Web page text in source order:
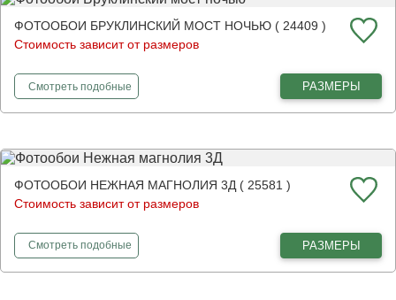
ФОТООБОИ БРУКЛИНСКИЙ МОСТ НОЧЬЮ ( 24409 )
Стоимость зависит от размеров
Смотретьфотообои
подобные РАЗМЕРЫ
ФОТООБОИ НЕЖНАЯ МАГНОЛИЯ 3Д ( 25581 )
Стоимость зависит от размеров
Смотретьфотообои
подобные РАЗМЕРЫ